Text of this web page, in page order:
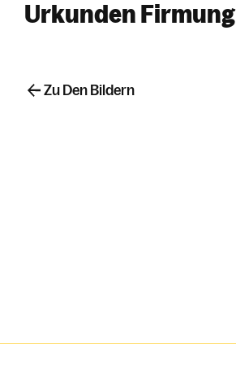
Urkunden Firmung
Zu Den Bildern